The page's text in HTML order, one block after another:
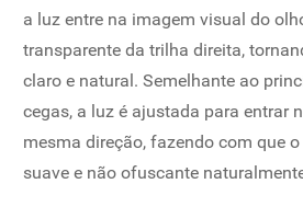
a luz entre na imagem visual do
transparente da trilha direita,
claro e natural. Semelhante ao
cegas, a luz é ajustada para entrar
mesma direção, fazendo com que
suave e não ofuscante